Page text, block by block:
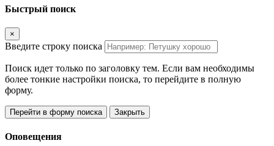
Быстрый поиск
×
Введите строку поиска
Поиск идет только по заголовку тем. Если вам необходимы
более тонкие настройки поиска, то перейдите в полную
форму.
Перейти в форму поиска Закрыть
Оповещения